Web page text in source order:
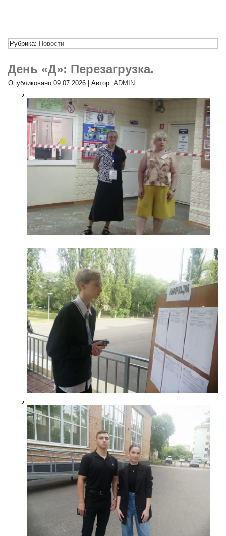
Рубрика: Новости
День «Д»: Перезагрузка.
Опубликовано 09.07.2026 |Автор: ADMIN